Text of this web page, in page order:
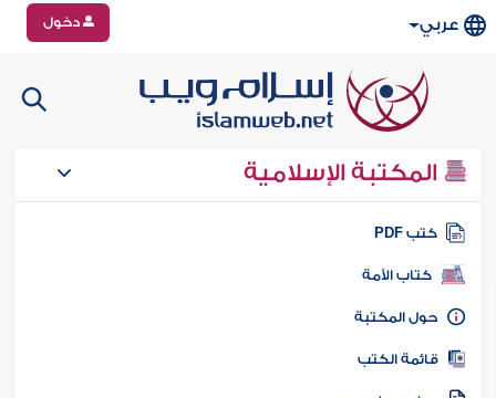
عربي دخول
المكتبة الإسلامية
كتب PDF
كتاب الأمة
المكتبة